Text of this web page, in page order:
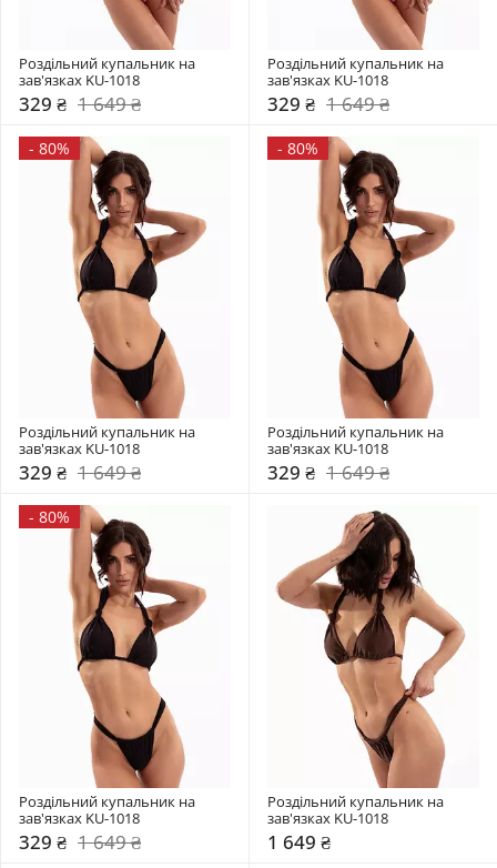
Роздільний купальник на
зав'язках KU-1018
329 ₴ 1 649 ₴
Роздільний купальник на
зав'язках KU-1018
329 ₴ 1 649 ₴
- 80%
Роздільний купальник на
зав'язках KU-1018
329 ₴ 1 649 ₴
- 80%
Роздільний купальник на
зав'язках KU-1018
329 ₴ 1 649 ₴
- 80%
Роздільний купальник на
зав'язках KU-1018
329 ₴ 1 649 ₴
Роздільний купальник на
зав'язках KU-1018
1 649 ₴